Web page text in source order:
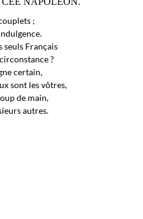
;
seuls Français
?
certain,
sont les vôtres,
de main,
autres.